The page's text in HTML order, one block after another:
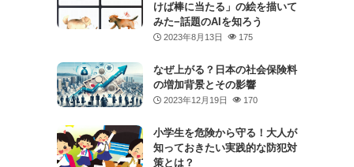
けば棒に当たる」の絵を描いて
みた−話題のAIを知ろう
2023年8月13日 175
なぜ上がる？日本の社会保険料
の増加背景とその影響
2023年12月19日 170
小学生を危険から守る！大人が
知っておきたい実践的な防犯対
策とは？